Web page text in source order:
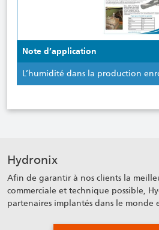
Note d’application
L’humidité dans la production
Hydronix
Afin de garantir à nos clients la
commerciale et technique possible,
partenaires implantés dans le monde